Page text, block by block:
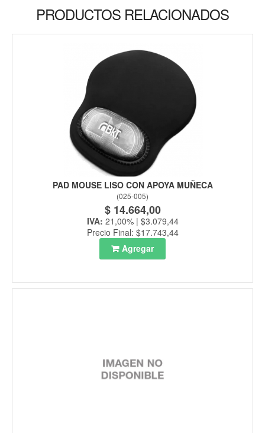
PRODUCTOS RELACIONADOS
PAD MOUSE LISO CON APOYA MUÑECA
(025-005)
$ 14.664,00
IVA: 21,00% | $3.079,44
Precio Final: $17.743,44
Agregar